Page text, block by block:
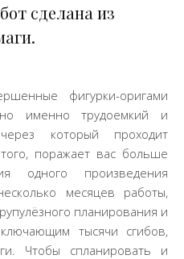
сделана из
фигурки-оригами
но именно трудоемкий и
который проходит
поражает вас больше
одного произведения
месяцев работы,
планирования и
тысячи сгибов,
Чтобы спланировать и